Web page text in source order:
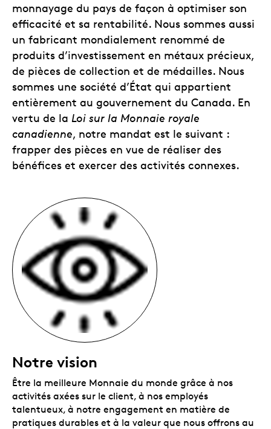
monnayage du pays de façon à optimiser son
efficacité et sa rentabilité. Nous sommes aussi
un fabricant mondialement renommé de
produits d’investissement en métaux précieux,
de pièces de collection et de médailles. Nous
sommes une société d’État qui appartient
entièrement au gouvernement du Canada. En
vertu de la Loi sur la Monnaie royale
canadienne, notre mandat est le suivant :
frapper des pièces en vue de réaliser des
bénéfices et exercer des activités connexes.
Notre vision
Être la meilleure Monnaie du monde grâce à nos
activités axées sur le client, à nos employés
talentueux, à notre engagement en matière de
pratiques durables et à la valeur que nous offrons au